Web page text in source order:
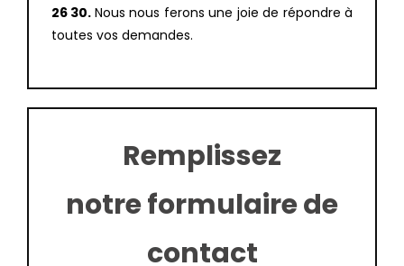
26 30. Nous nous ferons une joie de répondre à
toutes vos demandes.
Remplissez
notre formulaire de
contact